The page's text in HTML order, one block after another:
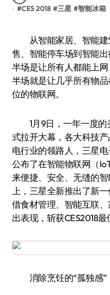
#CES 2018 #三星 #智能冰箱
从智能家居、智能建筑到智慧城市，从智慧零
售、智能停车场到智能
半场是让所有人都能上
半场就是让几乎所有物
位的物联网。
1月9日，一年一度的
式拉开大幕，各大科技
电行业的领路人，三星
公布了在智能物联网（
来便捷、安全、无缝的
上，三星全新推出了新
借食材管理、智能互联
出表现，斩获CES2018最
消除烹饪的“孤独感”